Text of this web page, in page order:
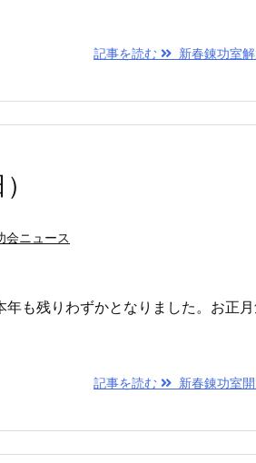
記事を読む 新春錬功室
会ニュース
も残りわずかとなりました。お正
記事を読む 新春錬功室